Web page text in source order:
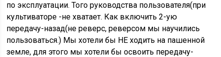
по эксплуатации. Того руководства пользователя(при
культиваторе -не хватает. Как включить 2-ую
передачу-назад(не реверс, реверсом мы научились
пользоваться.) Мы хотели бы НЕ ходить на пашенной
земле, для этого мы хотели бы освоить передачу-